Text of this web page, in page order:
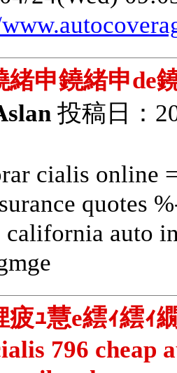
緒申鐃緒申de
投稿日：
cialis online
quotes
california auto
疲ｭ慧e繧ｨ繧ｨ
796 cheap